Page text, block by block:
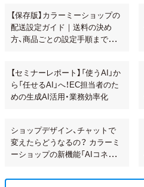
【保存版】カラーミーショップの
配送設定ガイド｜送料の決め
方、商品ごとの設定手順まで解
【セミナーレポート】「使うAI」か
ら「任せるAI」へ！EC担当者のた
めの生成AI活用・業務効率化
ショップデザイン、チャットで
変えたらどうなるの？ カラーミ
ーショップの新機能「AIコネク